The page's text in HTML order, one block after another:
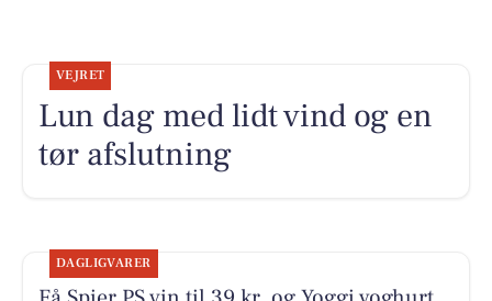
VEJRET
Lun dag med lidt vind og en
tør afslutning
DAGLIGVARER